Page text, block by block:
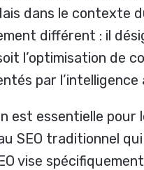
dans le contexte
différent : il
l’optimisation de
par l’intelligence
est essentielle pour
SEO traditionnel
vise